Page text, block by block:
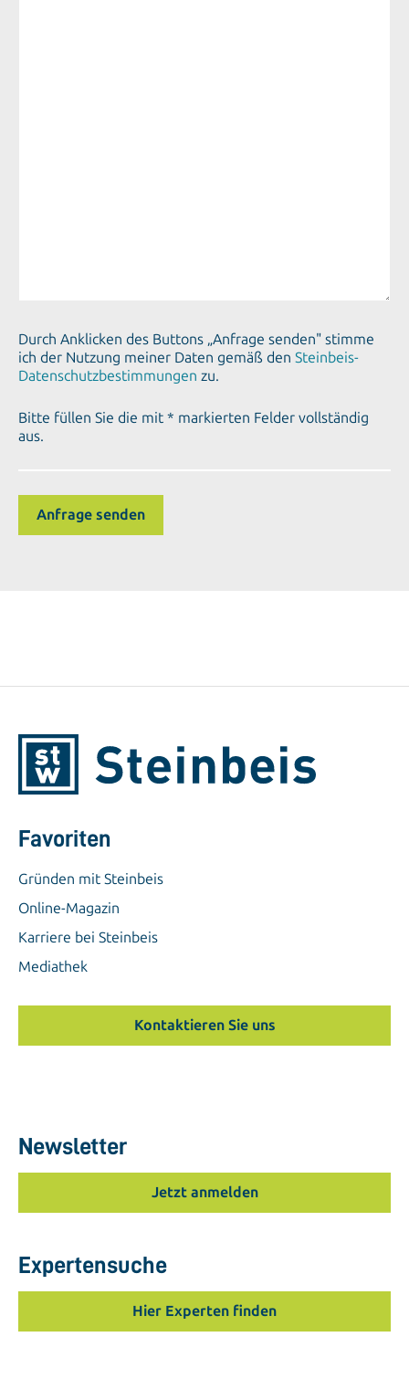
Durch Anklicken des Buttons „Anfrage senden" stimme
ich der Nutzung meiner Daten gemäß den Steinbeis-
Datenschutzbestimmungen zu.
Bitte füllen Sie die mit * markierten Felder vollständig
aus.
Favoriten
Gründen mit Steinbeis
Online-Magazin
Karriere bei Steinbeis
Mediathek
Kontaktieren Sie uns
Newsletter
Jetzt anmelden
Expertensuche
Hier Experten finden